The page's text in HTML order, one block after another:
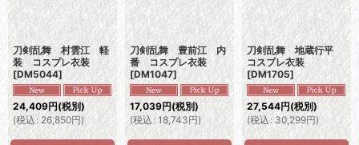
刀剣乱舞 村雲江 軽
装 コスプレ衣装
[DM5044]
24,409円(税別)
(税込 : 26,850円)
刀剣乱舞 豊前江 内
番 コスプレ衣装
[DM1047]
17,039円(税別)
(税込 : 18,743円)
刀剣乱舞 地蔵行平
コスプレ衣装
[DM1705]
27,544円(税別)
(税込: 30,299円)